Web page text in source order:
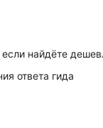
найдёте
ответа гида